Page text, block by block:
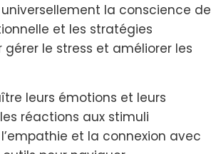
la conscience de
et les stratégies
le stress et améliorer les
leurs émotions et leurs
réactions aux stimuli
et la connexion avec